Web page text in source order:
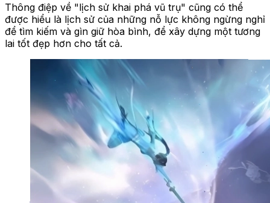
Thông điệp về "lịch sử khai phá vũ trụ" cũng có thể
được hiểu là lịch sử của những nỗ lực không ngừng nghỉ
để tìm kiếm và gìn giữ hòa bình, để xây dựng một tương
lai tốt đẹp hơn cho tất cả.